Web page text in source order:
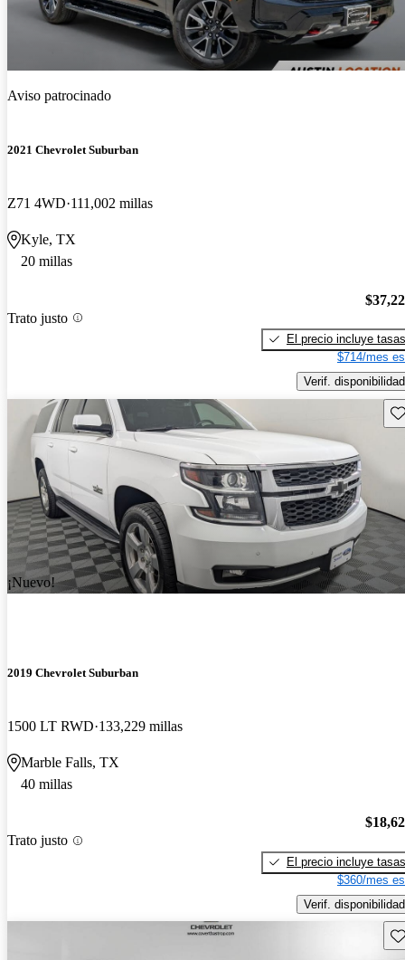
Aviso patrocinado
2021 Chevrolet Suburban
Z71 4WD 111,002 millas
Kyle, TX
20 millas
Trato justo
El precio incluye tasas
$714/mes
Verif. disponibilidad
¡Nuevo!
2019 Chevrolet Suburban
1500 LT RWD 133,229 millas
Marble Falls, TX
40 millas
Trato justo
El precio incluye tasas
$360/mes
Verif. disponibilidad